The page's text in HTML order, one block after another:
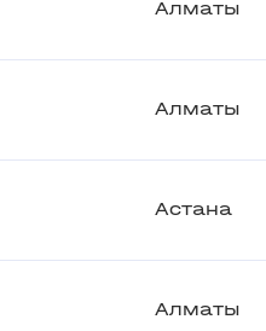
Алматы
Алматы
Астана
Алматы